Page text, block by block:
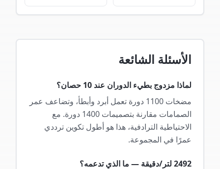
الأسئلة الشائعة
لماذا مزدوج بطيء الدوران عند 10 حصان؟
مضخات 1100 دورة تعمل أبرد وأبطأ، وتضاعف عمر
الصمامات مقارنة بتصميمات 1400 دورة. مع
الاحتياطية الترادفية، هذا هو أطول تكوين ترددي
عمرًا في المجموعة.
2492 لتر/دقيقة — ما الذي تدعمه؟